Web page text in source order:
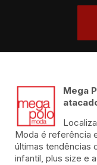
Mega
Moda é referência
últimas tendências
infantil, plus size e